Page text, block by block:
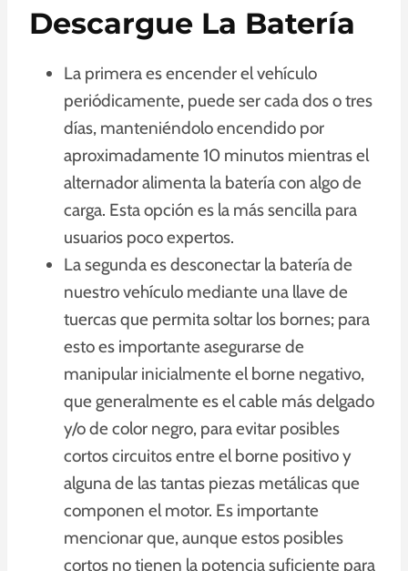
Descargue La Batería
La primera es encender el vehículo
periódicamente, puede ser cada dos o tres
días, manteniéndolo encendido por
aproximadamente 10 minutos mientras el
alternador alimenta la batería con algo de
carga. Esta opción es la más sencilla para
usuarios poco expertos.
La segunda es desconectar la batería de
nuestro vehículo mediante una llave de
tuercas que permita soltar los bornes; para
esto es importante asegurarse de
manipular inicialmente el borne negativo,
que generalmente es el cable más delgado
y/o de color negro, para evitar posibles
cortos circuitos entre el borne positivo y
alguna de las tantas piezas metálicas que
componen el motor. Es importante
mencionar que, aunque estos posibles
cortos no tienen la potencia suficiente para